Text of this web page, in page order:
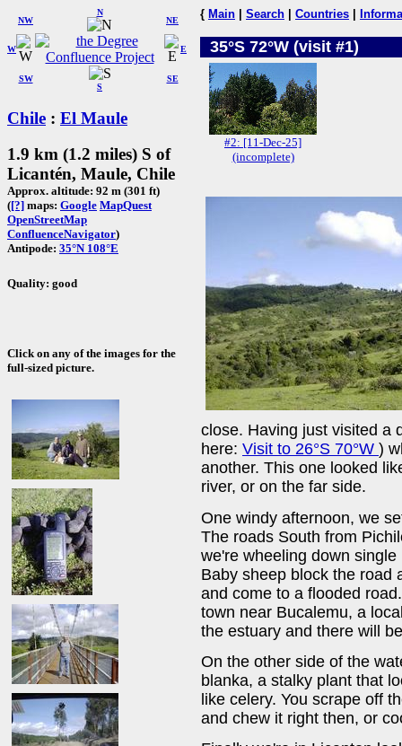
W
NW
N
NE
SW
S
SE
E
Chile : El Maule
1.9 km (1.2 miles) S of
Licantén, Maule, Chile
Approx. altitude: 92 m (301 ft)
([?] maps: Google MapQuest
OpenStreetMap
ConfluenceNavigator)
Antipode: 35°N 108°E
Quality: good
Click on any of the images for the
full-sized picture.
{ Main Search Countries
35°S 72°W (visit #1)
#2: [11-Dec-25]
(incomplete)
close. Having just visited a
here: Visit to 26°S 70°W )
another. This one looked
river, or on the far side.
One windy afternoon, we
The roads South from
we're wheeling down
Baby sheep block the road
and come to a flooded
town near Bucalemu, a
the estuary and there will
On the other side of the
blanka, a stalky plant that
like celery. You scrape off
and chew it right then, or